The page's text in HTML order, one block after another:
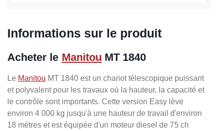
Informations sur le produit
Acheter le Manitou MT 1840
Le Manitou MT 1840 est un chariot télescopique puissant
et polyvalent pour les travaux où la hauteur, la capacité et
le contrôle sont importants. Cette version Easy lève
environ 4 000 kg jusqu'à une hauteur de travail d'environ
18 mètres et est équipée d'un moteur diesel de 75 ch